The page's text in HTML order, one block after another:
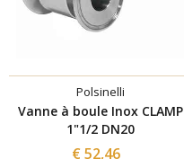
Polsinelli
Vanne à boule Inox CLAMP
1"1/2 DN20
€ 52,46